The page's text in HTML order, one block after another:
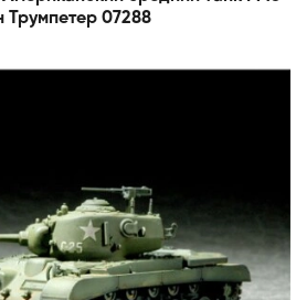
Трумпетер 07288